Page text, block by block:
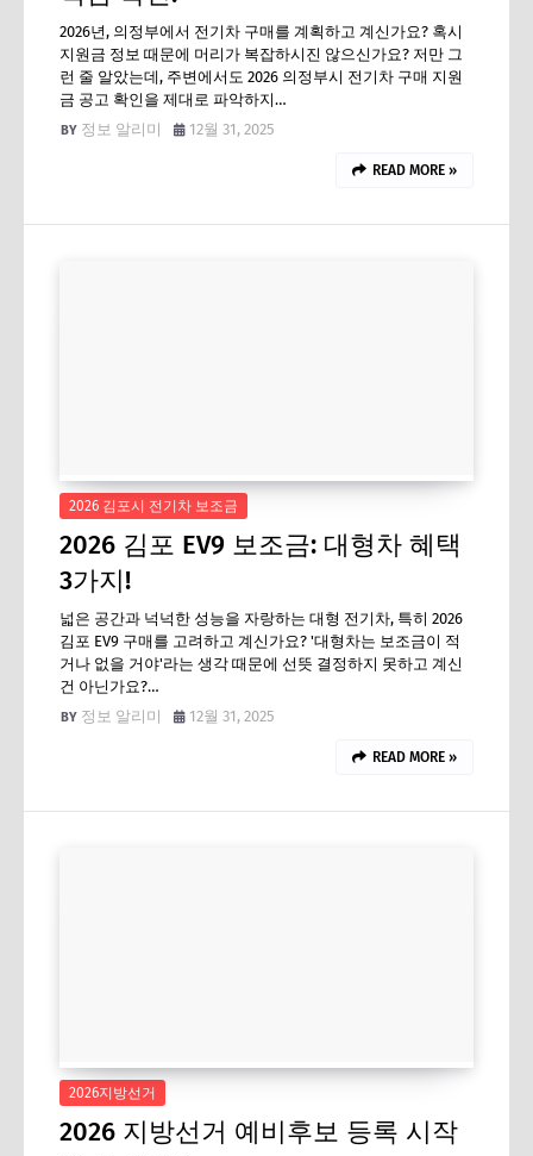
2026년, 의정부에서 전기차 구매를 계획하고 계신가요? 혹시
지원금 정보 때문에 머리가 복잡하시진 않으신가요? 저만 그
런 줄 알았는데, 주변에서도 2026 의정부시 전기차 구매 지원
금 공고 확인을 제대로 파악하지…
정보 알리미
12월 31, 2025
READ MORE »
2026 김포시 전기차 보조금
2026 김포 EV9 보조금: 대형차 혜택
3가지!
넓은 공간과 넉넉한 성능을 자랑하는 대형 전기차, 특히 2026
김포 EV9 구매를 고려하고 계신가요? '대형차는 보조금이 적
거나 없을 거야'라는 생각 때문에 선뜻 결정하지 못하고 계신
건 아닌가요?…
정보 알리미
12월 31, 2025
READ MORE »
2026지방선거
2026 지방선거 예비후보 등록 시작